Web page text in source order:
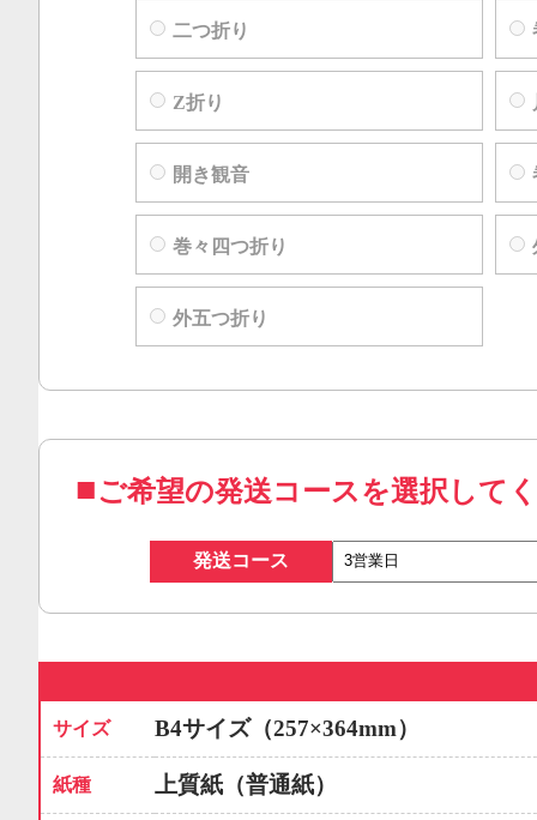
二つ折り
Z折り
開き観音
巻々四つ折り
外五つ折り
ご希望の発送コースを選択して
発送コース
サイズ B4サイズ（257×364mm）
紙種 上質紙（普通紙）